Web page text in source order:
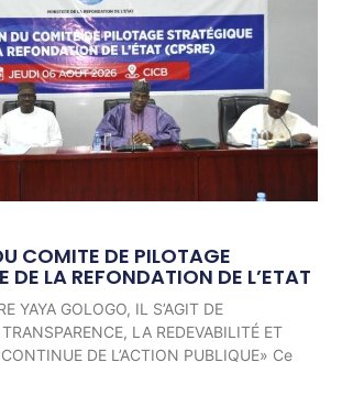
COMITE DE PILOTAGE
DE LA REFONDATION DE L’ETAT
YAYA GOLOGO, IL S’AGIT DE
LA REDEVABILITÉ ET
CONTINUE DE L’ACTION PUBLIQUE» Ce